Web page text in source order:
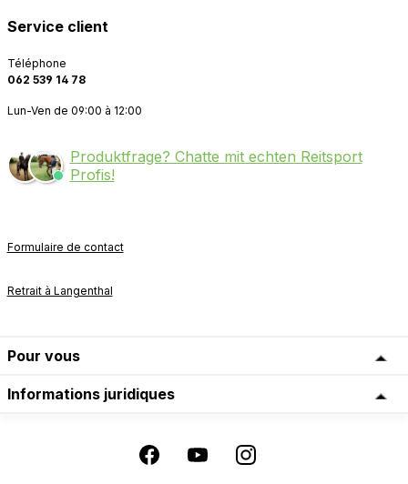
Service client
Téléphone
062 539 14 78
Lun-Ven de 09:00 à 12:00
Produktfrage? Chatte mit echten Reitsport
Profis!
Formulaire de contact
Retrait à Langenthal
Pour vous
Informations juridiques